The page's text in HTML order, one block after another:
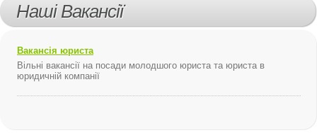
Наші Вакансії
Вакансія юриста
Вільні вакансії на посади молодшого юриста та юриста в
юридичній компанії